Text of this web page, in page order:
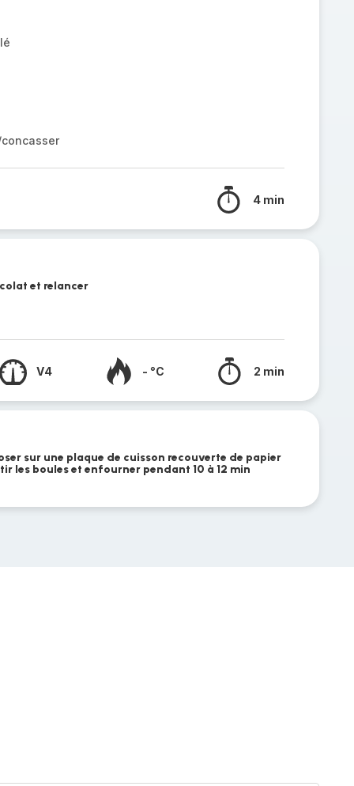
4 min
et relancer
V4 - °C 2 min
sur une plaque de cuisson recouverte de papier
les boules et enfourner pendant 10 à 12 min